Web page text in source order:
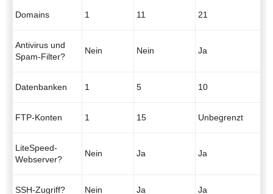
Domains 1 11 21
Antivirus und
Spam-Filter?
Nein Nein Ja
Datenbanken 1 5 10
FTP-Konten 1 15 Unbegrenzt
LiteSpeed-
Webserver?
Nein Ja Ja
SSH-Zugriff? Nein Ja Ja